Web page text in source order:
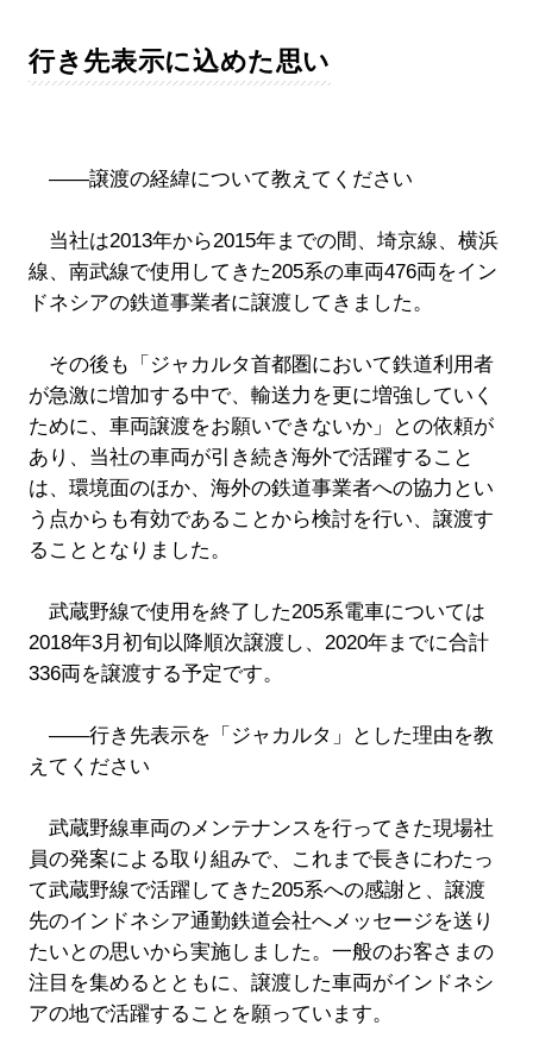
行き先表示に込めた思い
――譲渡の経緯について教えてください
当社は2013年から2015年までの間、埼京線、横浜
線、南武線で使用してきた205系の車両476両をイン
ドネシアの鉄道事業者に譲渡してきました。
その後も「ジャカルタ首都圏において鉄道利用者
が急激に増加する中で、輸送力を更に増強していく
ために、車両譲渡をお願いできないか」との依頼が
あり、当社の車両が引き続き海外で活躍すること
は、環境面のほか、海外の鉄道事業者への協力とい
う点からも有効であることから検討を行い、譲渡す
ることとなりました。
武蔵野線で使用を終了した205系電車については
2018年3月初旬以降順次譲渡し、2020年までに合計
336両を譲渡する予定です。
――行き先表示を「ジャカルタ」とした理由を教
えてください
武蔵野線車両のメンテナンスを行ってきた現場社
員の発案による取り組みで、これまで長きにわたっ
て武蔵野線で活躍してきた205系への感謝と、譲渡
先のインドネシア通勤鉄道会社へメッセージを送り
たいとの思いから実施しました。一般のお客さまの
注目を集めるとともに、譲渡した車両がインドネシ
アの地で活躍することを願っています。